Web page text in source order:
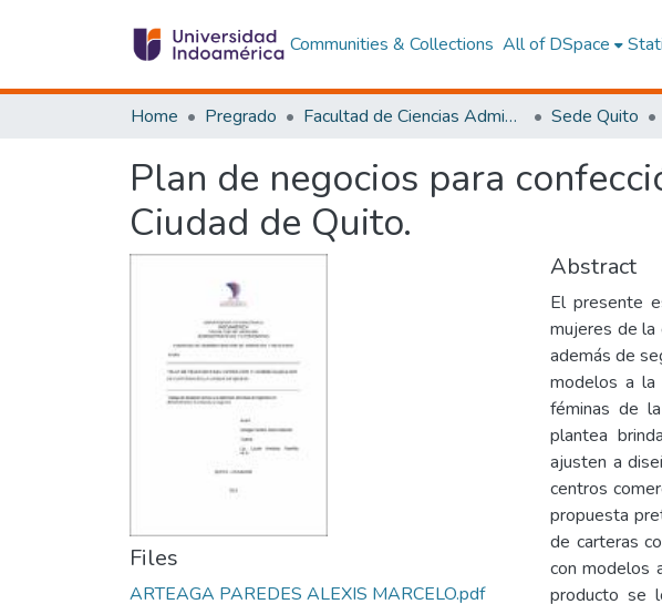
Communities & Collections All of DSpace
Home Pregrado Facultad de Ciencias Administrativas y Económicas Sede Quito
Plan de negocios para
Ciudad de Quito.
Files
ARTEAGA PAREDES ALEXIS MARCELO.pdf
Abstract
El presente
mujeres de la
además de
modelos a
féminas de
plantea
ajusten a
centros
propuesta
de carteras
con modelos
producto se